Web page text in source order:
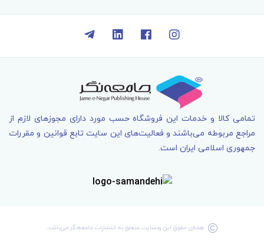
تمامی کالا و خدمات اين فروشگاه حسب مورد دارای مجوزهای لازم از
مراجع مربوطه می‌باشند و فعاليت‌های اين سايت تابع قوانين و مقررات
جمهوری اسلامی ايران است.
همه‌ی حقوق اين وبسايت متعلق به انتشارات جامعه­‌نگر می‌باشد.